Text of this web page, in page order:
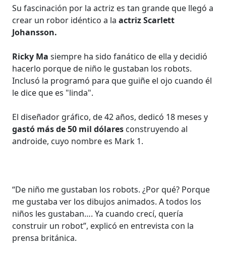
Su fascinación por la actriz es tan grande que llegó a
crear un robor idéntico a laactriz Scarlett
Johansson.
Ricky Ma siempre ha sido fanático de ella y decidió
hacerlo porque de niño le gustaban los robots.
Inclusó la programó para que guiñe el ojo cuando él
le dice que es "linda".
El diseñador gráfico, de 42 años, dedicó 18 meses y
gastó más de 50 mil dólares construyendo al
androide, cuyo nombre es Mark 1.
“De niño me gustaban los robots. ¿Por qué? Porque
me gustaba ver los dibujos animados. A todos los
niños les gustaban…. Ya cuando crecí, quería
construir un robot”, explicó en entrevista con la
prensa británica.